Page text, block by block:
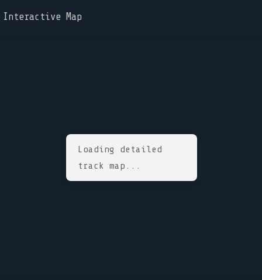
Interactive Map
Loading detailed
track map...